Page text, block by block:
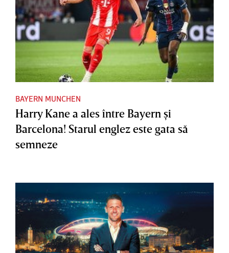
BAYERN MUNCHEN
Harry Kane a ales între Bayern şi
Barcelona! Starul englez este gata să
semneze